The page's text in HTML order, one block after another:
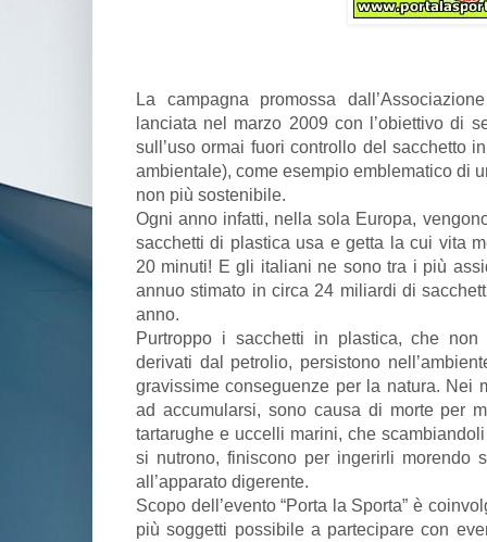
La campagna promossa
lanciata nel marzo 2009 con l’obiettivo di
sull’uso ormai fuori controllo del sacchetto
ambientale), come esempio emblematico di
non più sostenibile.
Ogni anno infatti, nella sola Europa,
sacchetti di plastica usa e getta la cui vita
20 minuti! E gli italiani ne sono tra i più
annuo stimato in circa 24 miliardi di
anno.
Purtroppo i sacchetti in plastica, che
derivati dal petrolio, persistono
gravissime conseguenze per la natura. Nei
ad accumularsi, sono causa di morte per
tartarughe e uccelli marini, che
si nutrono, finiscono per ingerirli morendo
all’apparato digerente.
Scopo dell’evento “Porta la Sporta” è
più soggetti possibile a partecipare con